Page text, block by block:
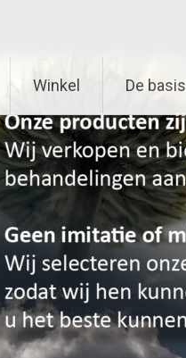
Winkel De basis